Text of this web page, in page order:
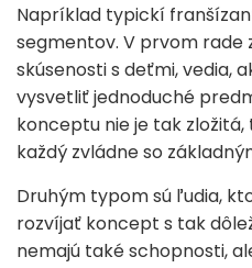
Napríklad typickí
segmentov. V prvom rade
skúsenosti s deťmi, vedia,
vysvetliť jednoduché
konceptu nie je tak zložitá,
každý zvládne so
Druhým typom sú ľudia,
rozvíjať koncept s tak
nemajú také schopnosti,